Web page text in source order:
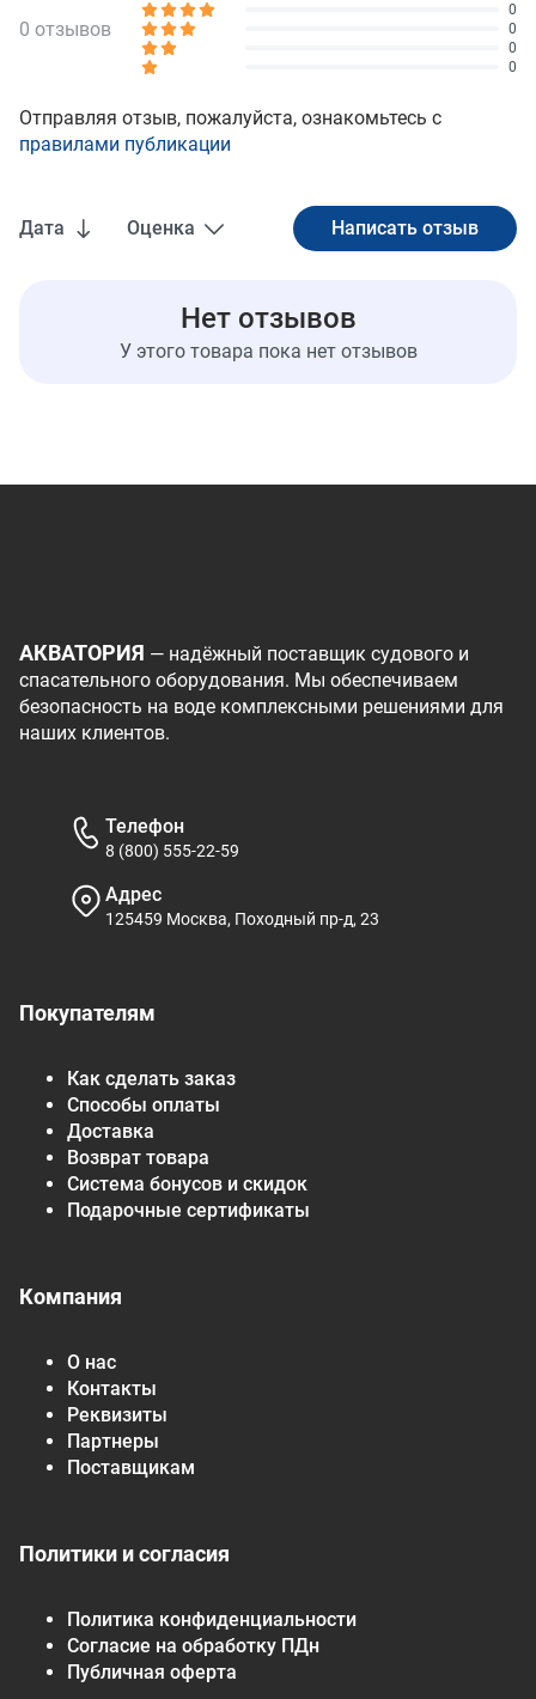
Дата Оценка
Нет отзывов
У этого товара пока нет отзывов
0 отзывов
0
0
0
0
Отправляя отзыв, пожалуйста, ознакомьтесь с
правилами публикации
АКВАТОРИЯ — надёжный поставщик судового и
спасательного оборудования. Мы обеспечиваем
безопасность на воде комплексными решениями для
наших клиентов.
Покупателям
Как сделать заказ
Способы оплаты
Доставка
Возврат товара
Система бонусов и скидок
Подарочные сертификаты
Компания
О нас
Контакты
Реквизиты
Партнеры
Поставщикам
Политики и согласия
Политика конфиденциальности
Согласие на обработку ПДн
Публичная оферта
Телефон
8 (800) 555-22-59
Адрес
125459 Москва, Походный пр-д, 23